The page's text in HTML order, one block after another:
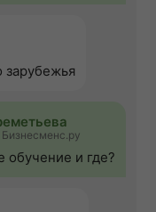
зарубежья
обучение и где?